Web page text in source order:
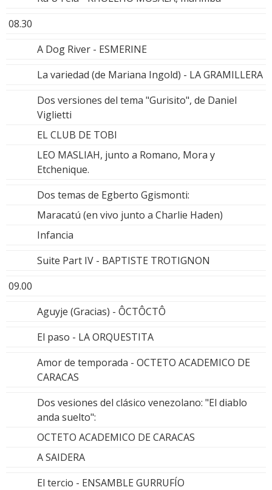
08.30
A Dog River - ESMERINE
La variedad (de Mariana Ingold) - LA GRAMILLERA
Dos versiones del tema "Gurisito", de Daniel
Viglietti
EL CLUB DE TOBI
LEO MASLIAH, junto a Romano, Mora y
Etchenique.
Dos temas de Egberto Ggismonti:
Maracatú (en vivo junto a Charlie Haden)
Infancia
Suite Part IV - BAPTISTE TROTIGNON
09.00
Aguyje (Gracias) - ÔCTÔCTÔ
El paso - LA ORQUESTITA
Amor de temporada - OCTETO ACADEMICO DE
CARACAS
Dos vesiones del clásico venezolano: "El diablo
anda suelto":
OCTETO ACADEMICO DE CARACAS
A SAIDERA
El tercio - ENSAMBLE GURRUFÍO